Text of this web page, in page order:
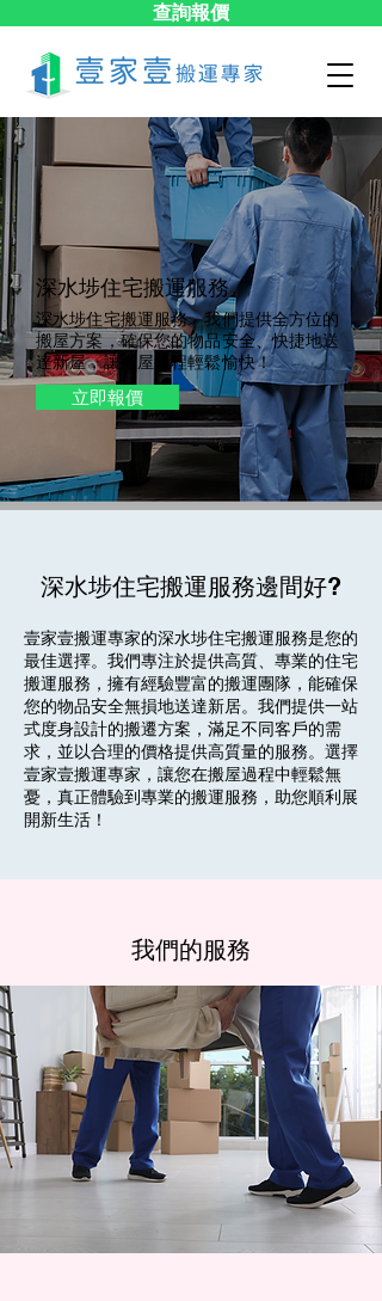
查詢報價
深水埗​住宅搬運服務
深水埗住宅搬運服務。我們提供全方位的
搬屋方案，確保您的物品安全、快捷地送
達新屋，讓搬屋過程輕鬆愉快！
立即報價
深水埗住宅搬運服務邊間好?
壹家壹搬運專家的深水埗住宅搬運服務是您的
最佳選擇。我們專注於提供高質、專業的住宅
搬運服務，擁有經驗豐富的搬運團隊，能確保
您的物品安全無損地送達新居。我們提供一站
式度身設計的搬遷方案，滿足不同客戶的需
求，並以合理的價格提供高質量的服務。選擇
壹家壹搬運專家，讓您在搬屋過程中輕鬆無
憂，真正體驗到專業的搬運服務，助您順利展
開新生活！
我們的服務